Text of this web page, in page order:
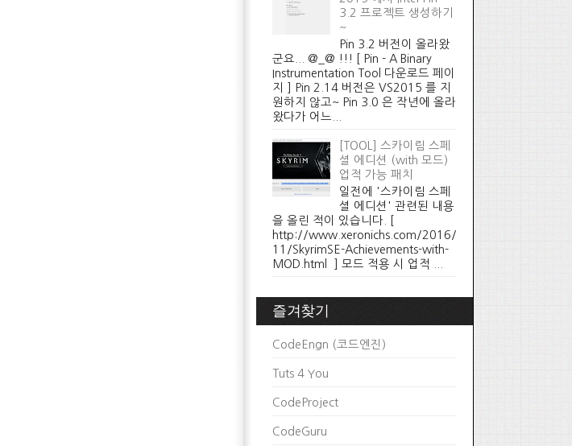
3.2 프로젝트 생성하기
~
Pin 3.2 버전이 올라왔
군요... @_@ !!! [ Pin - A Binary
Instrumentation Tool 다운로드 페이
지 ] Pin 2.14 버전은 VS2015 를 지
원하지 않고~ Pin 3.0 은 작년에 올라
왔다가 어느...
[TOOL] 스카이림 스페
셜 에디션 (with 모드)
업적 가능 패치
일전에 '스카이림 스페
셜 에디션' 관련된 내용
을 올린 적이 있습니다. [
http://www.xeronichs.com/2016/
11/SkyrimSE-Achievements-with-
MOD.html ] 모드 적용 시 업적 ...
즐겨찾기
CodeEngn (코드엔진)
Tuts 4 You
CodeProject
CodeGuru